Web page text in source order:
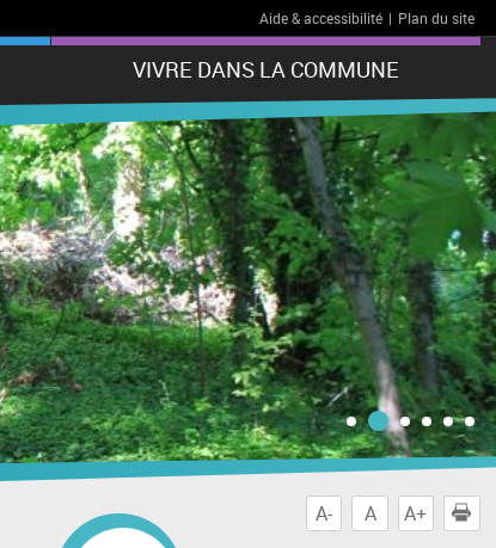
Aide & accessibilité | Plan du site
VIVRE DANS LA COMMUNE
A- A A+